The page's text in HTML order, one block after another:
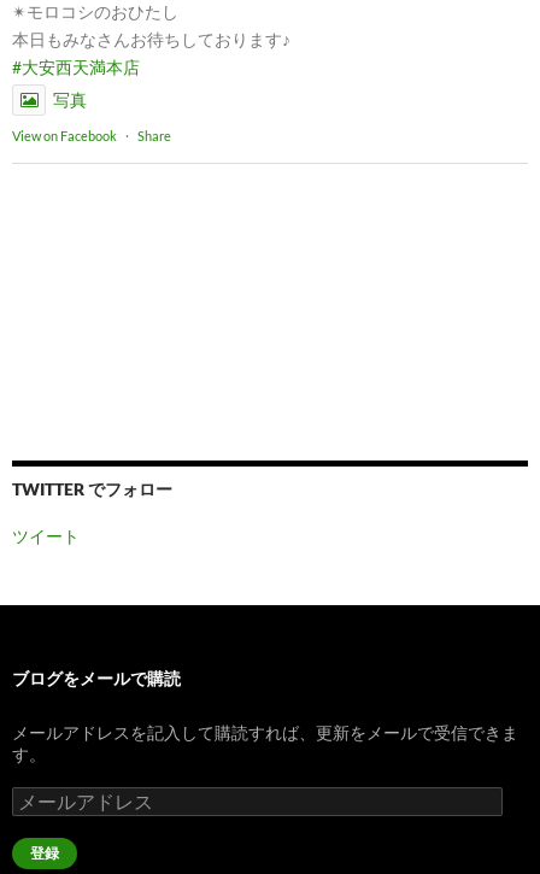
✴︎モロコシのおひたし
本日もみなさんお待ちしております♪
#大安西天満本店
写真
View on Facebook · Share
TWITTER でフォロー
ツイート
ブログをメールで購読
メールアドレスを記入して購読すれば、更新をメールで受信できま
す。
メ
ー
ル
ア 登録